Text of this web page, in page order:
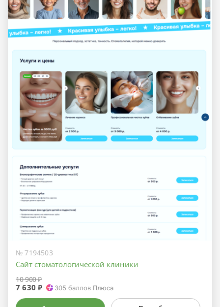
№ 7194503
Сайт стоматологической клиники
10 900 ₽
7 630 ₽ 305 баллов Плюса